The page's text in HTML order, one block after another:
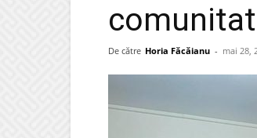
De către Horia Făcăianu - mai 28,